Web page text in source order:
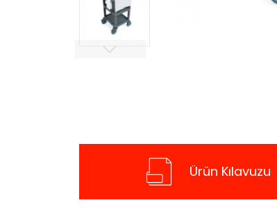
Ürün Kılavuzu